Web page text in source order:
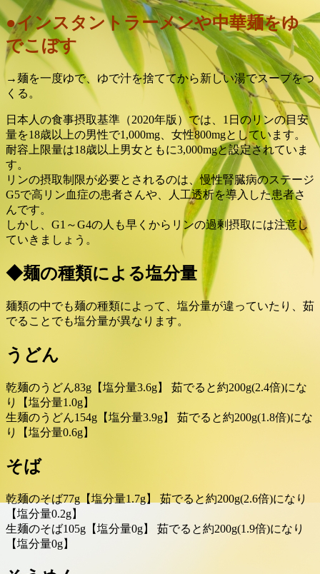
●インスタントラーメンや中華麺をゆ
でこぼす
→麺を一度ゆで、ゆで汁を捨ててから新しい湯でスープをつ
くる。
日本人の食事摂取基準（2020年版）では、1日のリンの目安
量を18歳以上の男性で1,000mg、女性800mgとしています。
耐容上限量は18歳以上男女ともに3,000mgと設定されていま
す。
リンの摂取制限が必要とされるのは、慢性腎臓病のステージ
G5で高リン血症の患者さんや、人工透析を導入した患者さ
んです。
しかし、G1～G4の人も早くからリンの過剰摂取には注意し
ていきましょう。
◆麺の種類による塩分量
麺類の中でも麺の種類によって、塩分量が違っていたり、茹
でることでも塩分量が異なります。
うどん
乾麺のうどん83g【塩分量3.6g】 茹でると約200g(2.4倍)にな
り【塩分量1.0g】
生麺のうどん154g【塩分量3.9g】 茹でると約200g(1.8倍)にな
り【塩分量0.6g】
そば
乾麺のそば77g【塩分量1.7g】 茹でると約200g(2.6倍)になり
【塩分量0.2g】
生麺のそば105g【塩分量0g】 茹でると約200g(1.9倍)になり
【塩分量0g】